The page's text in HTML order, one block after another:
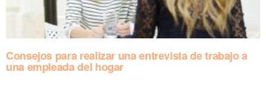
Consejos para realizar una entrevista de trabajo a
una empleada del hogar